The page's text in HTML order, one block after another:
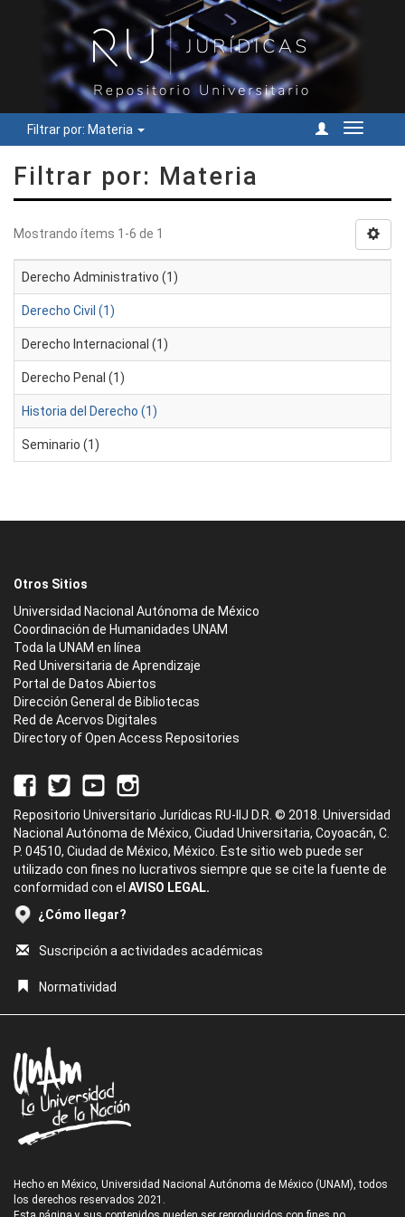
Filtrar por: Materia
Cambiar
Filtrar por: Materia
Mostrando ítems 1-6 de 1
Derecho Administrativo (1)
Derecho Civil (1)
Derecho Internacional (1)
Derecho Penal (1)
Historia del Derecho (1)
Seminario (1)
Otros Sitios
Universidad Nacional Autónoma de México
Coordinación de Humanidades UNAM
Toda la UNAM en línea
Red Universitaria de Aprendizaje
Portal de Datos Abiertos
Dirección General de Bibliotecas
Red de Acervos Digitales
Directory of Open Access Repositories
Repositorio Universitario Jurídicas RU-IIJ D.R. © 2018. Universidad
Nacional Autónoma de México, Ciudad Universitaria, Coyoacán, C.
P. 04510, Ciudad de México, México. Este sitio web puede ser
utilizado con fines no lucrativos siempre que se cite la fuente de
conformidad con el AVISO LEGAL.
¿Cómo llegar?
Suscripción a actividades académicas
Normatividad
Hecho en México, Universidad Nacional Autónoma de México (UNAM), todos
los derechos reservados 2021.